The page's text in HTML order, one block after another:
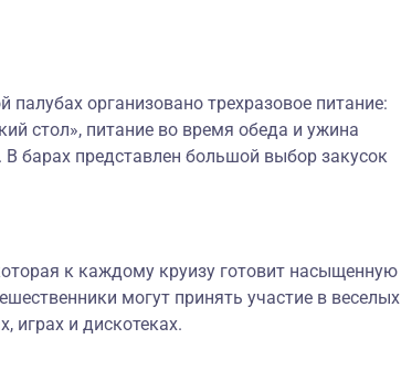
организовано трехразовое питание:
стол», питание во время обеда и ужина
В барах представлен большой выбор закусок
к каждому круизу готовит насыщенную
могут принять участие в веселых
играх и дискотеках.